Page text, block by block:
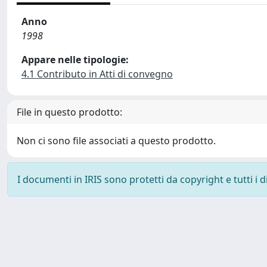
Anno
1998
Appare nelle tipologie:
4.1 Contributo in Atti di convegno
File in questo prodotto:
Non ci sono file associati a questo prodotto.
I documenti in IRIS sono protetti da copyright e tutti i